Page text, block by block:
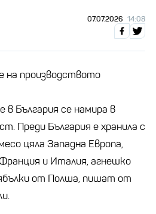
07.07.2026 14:08
на производството
България се намира в
Преди България е хранила с
цяла Западна Европа,
и Италия, агнешко
от Полша, пишат от